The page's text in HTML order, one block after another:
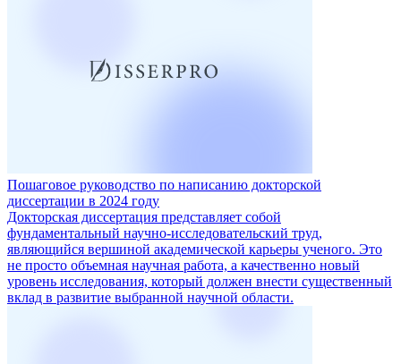
Пошаговое руководство по написанию докторской
диссертации в 2024 году
Докторская диссертация представляет собой
фундаментальный научно-исследовательский труд,
являющийся вершиной академической карьеры ученого. Это
не просто объемная научная работа, а качественно новый
уровень исследования, который должен внести существенный
вклад в развитие выбранной научной области.